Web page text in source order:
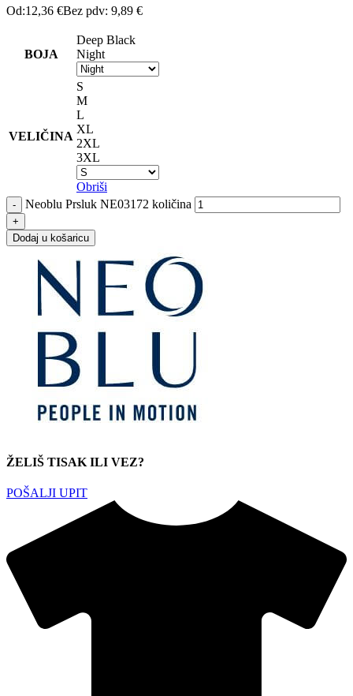
Od:12,36 €Bez pdv: 9,89 €
BOJA
Deep Black
Night
VELIČINA
S
M
L
XL
2XL
3XL
Obriši
Neoblu Prsluk NE03172 količina
Dodaj u košaricu
ŽELIŠ TISAK ILI VEZ?
POŠALJI UPIT